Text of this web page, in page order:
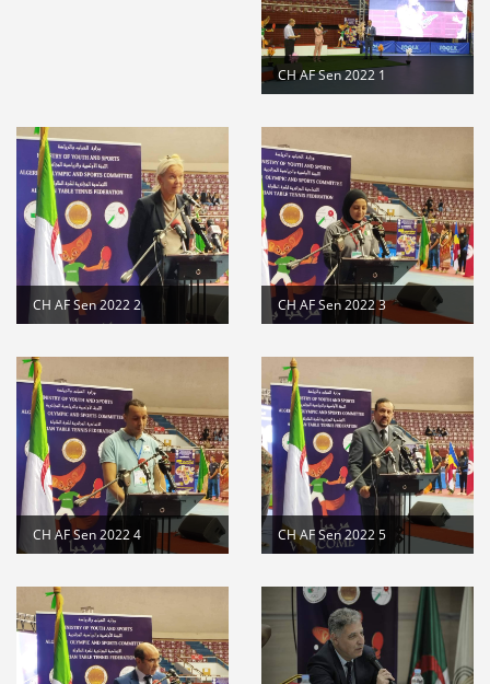
dispositions pratiques 2025-2026...Lire la suite
Modification au calendrier des...
تأجيل كل التظاهرات الرياضيةLire la suite
CH AF Sen 2022 1
CH AF Sen 2022 2 CH AF Sen 2022 3
CH AF Sen 2022 4 CH AF Sen 2022 5